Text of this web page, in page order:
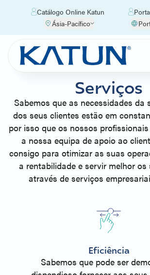
Catálogo Online Katun
Ásia-Pacífico
Serviços
Sabemos que as necessidades da
dos seus clientes estão em
por isso que os nossos
a nossa equipa de apoio ao
consigo para otimizar as suas
a rentabilidade e servir melhor os
através de serviços
Eficiência
Sabemos que pode ser